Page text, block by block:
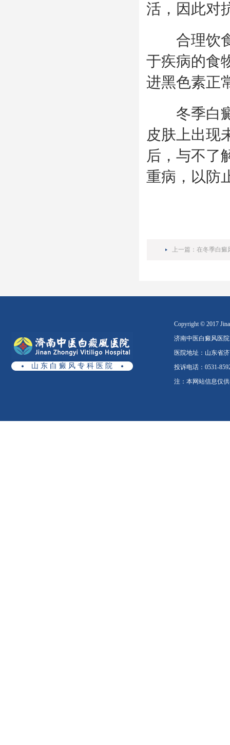
活，因此对
合理饮食
于疾病的食
进黑色素正
冬季白癜
皮肤上出现
后，与不了
重病，以防
上一篇：在冬季白癜
山 东 白 癜 风 专 科 医 院
Copyright © 2017
济南中医白癜风医
医院地址：山东省
投诉电话：0531-
注：本网站信息仅